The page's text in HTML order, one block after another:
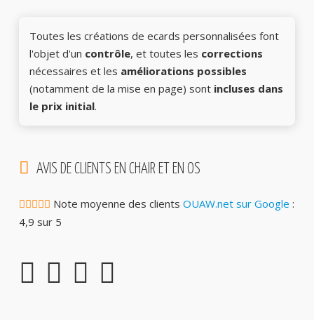
Toutes les créations de ecards personnalisées font
l'objet d'un contrôle, et toutes les corrections
nécessaires et les améliorations possibles
(notamment de la mise en page) sont incluses dans
le prix initial.
AVIS DE CLIENTS EN CHAIR ET EN OS
Note moyenne des clients OUAW.net sur Google :
4,9 sur 5